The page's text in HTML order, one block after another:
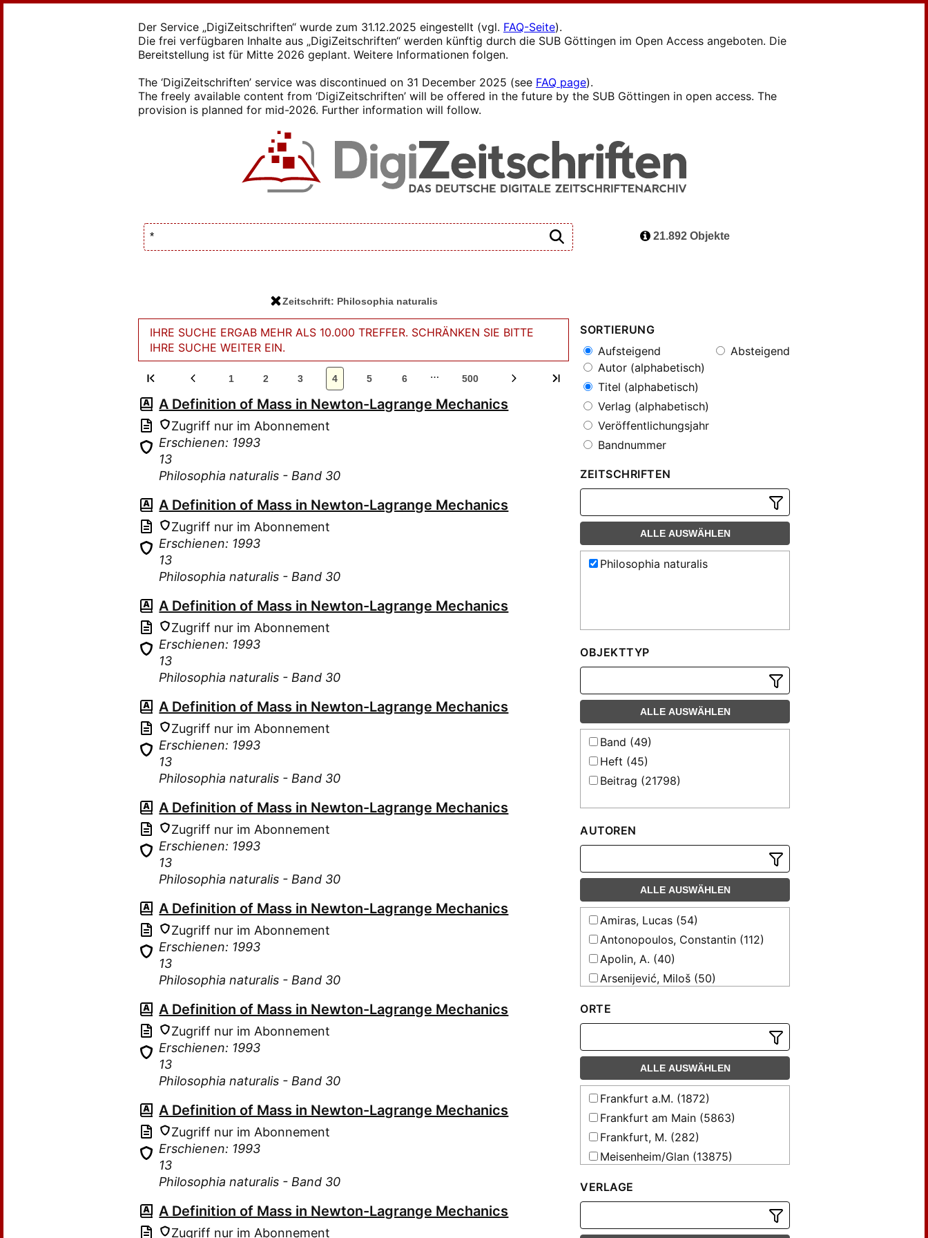
Der Service „DigiZeitschriften“ wurde zum 31.12.2025 eingestellt (vgl. FAQ-Seite).
Die frei verfügbaren Inhalte aus „DigiZeitschriften“ werden künftig durch die SUB Göttingen im Open Access angeboten. Die
Bereitstellung ist für Mitte 2026 geplant. Weitere Informationen folgen.
The ‘DigiZeitschriften’ service was discontinued on 31 December 2025 (see FAQ page).
The freely available content from ‘DigiZeitschriften’ will be offered in the future by the SUB Göttingen in open access. The
provision is planned for mid-2026. Further information will follow.
Zeitschrift: Philosophia naturalis
21.892 Objekte
IHRE SUCHE ERGAB MEHR ALS 10.000 TREFFER. SCHRÄNKEN SIE BITTE
IHRE SUCHE WEITER EIN.
1 2 3 4 5 6 … 500
A Definition of Mass in Newton-Lagrange Mechanics
Zugriff nur im Abonnement
Erschienen: 1993
13
Philosophia naturalis - Band 30
A Definition of Mass in Newton-Lagrange Mechanics
Zugriff nur im Abonnement
Erschienen: 1993
13
Philosophia naturalis - Band 30
A Definition of Mass in Newton-Lagrange Mechanics
Zugriff nur im Abonnement
Erschienen: 1993
13
Philosophia naturalis - Band 30
A Definition of Mass in Newton-Lagrange Mechanics
Zugriff nur im Abonnement
Erschienen: 1993
13
Philosophia naturalis - Band 30
A Definition of Mass in Newton-Lagrange Mechanics
Zugriff nur im Abonnement
Erschienen: 1993
13
Philosophia naturalis - Band 30
A Definition of Mass in Newton-Lagrange Mechanics
Zugriff nur im Abonnement
Erschienen: 1993
13
Philosophia naturalis - Band 30
A Definition of Mass in Newton-Lagrange Mechanics
Zugriff nur im Abonnement
Erschienen: 1993
13
Philosophia naturalis - Band 30
A Definition of Mass in Newton-Lagrange Mechanics
Zugriff nur im Abonnement
Erschienen: 1993
13
Philosophia naturalis - Band 30
A Definition of Mass in Newton-Lagrange Mechanics
Zugriff nur im Abonnement
SORTIERUNG
Aufsteigend
Absteigend
Autor (alphabetisch)
Titel (alphabetisch)
Verlag (alphabetisch)
Veröffentlichungsjahr
Bandnummer
ZEITSCHRIFTEN
ALLE AUSWÄHLEN
Philosophia naturalis
OBJEKTTYP
ALLE AUSWÄHLEN
Band (49)
Heft (45)
Beitrag (21798)
AUTOREN
ALLE AUSWÄHLEN
Amiras, Lucas (54)
Antonopoulos, Constantin (112)
Apolin, A. (40)
Arsenijević, Miloš (50)
Beisenherz, H. G. (40)
Betzler, Monika (41)
Blumenfeld, Walter (76)
Boi, Luciano (37)
Breidbach, Olaf (43)
Brinkmann, Karl (34)
Bunge, Mario (59)
Büchel, Wolfgang (63)
Charpa, Ulrich (65)
ORTE
ALLE AUSWÄHLEN
Frankfurt a.M. (1872)
Frankfurt am Main (5863)
Frankfurt, M. (282)
Meisenheim/Glan (13875)
VERLAGE